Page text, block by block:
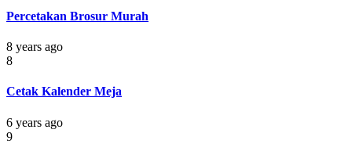
Percetakan Brosur Murah
8 years ago
8
Cetak Kalender Meja
6 years ago
9